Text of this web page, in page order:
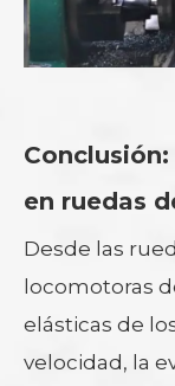
en ruedas
Desde las
locomotoras
elásticas de
velocidad, la